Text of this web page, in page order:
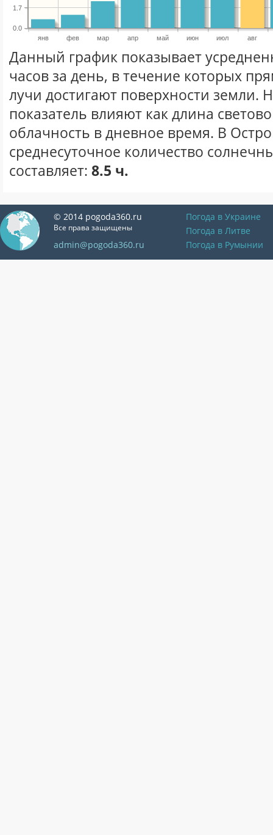
янв фев мар апр май июн июл авг
0.0
1.7
Данный график показывает
часов за день, в течение которых
лучи достигают поверхности земли.
показатель влияют как длина
облачность в дневное время. В
среднесуточное количество
составляет: 8.5 ч.
© 2014 pogoda360.ru
Все права защищены
admin@pogoda360.ru
Погода в Украине
Погода в Литве
Погода в Румынии